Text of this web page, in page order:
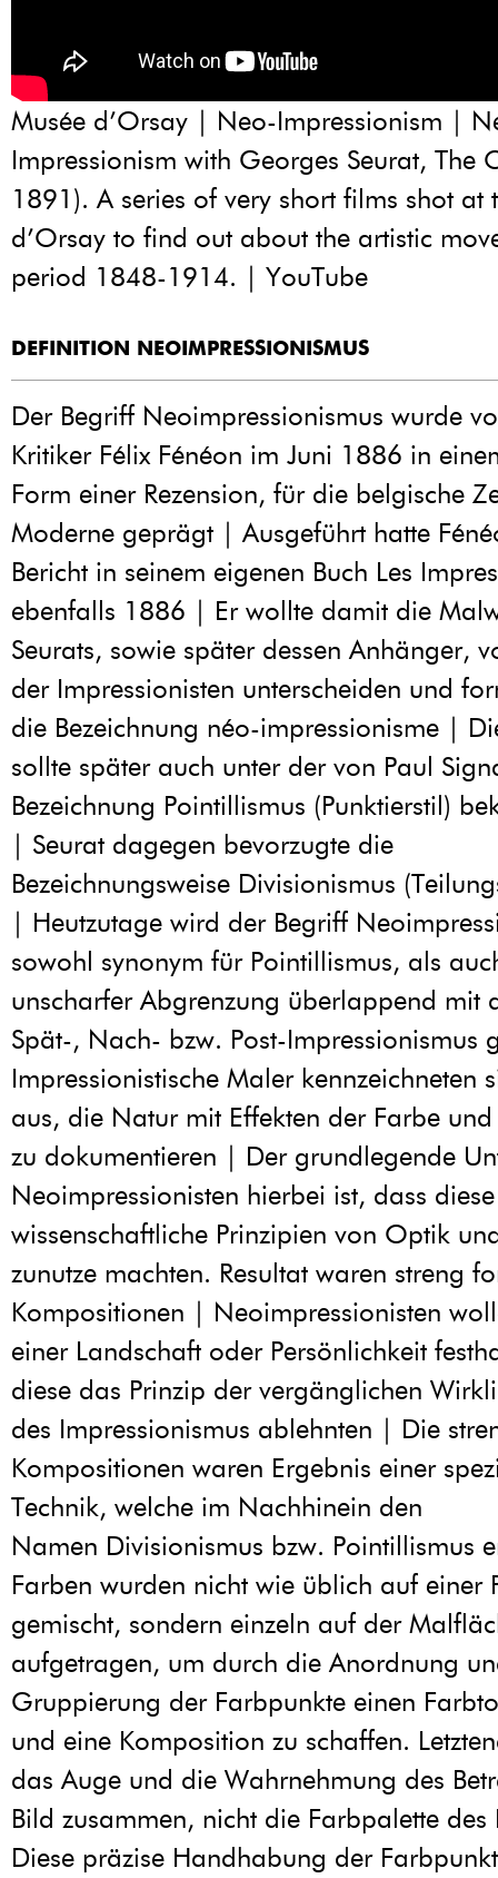
Musée d’Orsay | Neo-Impressionism |
Impressionism with Georges Seurat, The
1891). A series of very short films shot at
d’Orsay to find out about the artistic
period 1848-1914. | YouTube
DEFINITION NEOIMPRESSIONISMUS
Der Begriff Neoimpressionismus wurde
Kritiker Félix Fénéon im Juni 1886 in
Form einer Rezension, für die belgische
Moderne geprägt | Ausgeführt hatte
Bericht in seinem eigenen Buch Les
ebenfalls 1886 | Er wollte damit die
Seurats, sowie später dessen Anhänger,
der Impressionisten unterscheiden und
die Bezeichnung néo-impressionisme |
sollte später auch unter der von Paul
Bezeichnung Pointillismus (Punktierstil)
| Seurat dagegen bevorzugte die
Bezeichnungsweise Divisionismus
| Heutzutage wird der Begriff
sowohl synonym für Pointillismus, als
unscharfer Abgrenzung überlappend mit
Spät-, Nach- bzw. Post-Impressionismus
Impressionistische Maler kennzeichneten
aus, die Natur mit Effekten der Farbe und
zu dokumentieren | Der grundlegende
Neoimpressionisten hierbei ist, dass
wissenschaftliche Prinzipien von Optik
zunutze machten. Resultat waren streng
Kompositionen | Neoimpressionisten
einer Landschaft oder Persönlichkeit
diese das Prinzip der vergänglichen
des Impressionismus ablehnten | Die
Kompositionen waren Ergebnis einer
Technik, welche im Nachhinein den
Namen Divisionismus bzw. Pointillismus
Farben wurden nicht wie üblich auf einer
gemischt, sondern einzeln auf der
aufgetragen, um durch die Anordnung
Gruppierung der Farbpunkte einen
und eine Komposition zu schaffen.
das Auge und die Wahrnehmung des
Bild zusammen, nicht die Farbpalette des
Diese präzise Handhabung der